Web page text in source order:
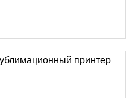
принтер